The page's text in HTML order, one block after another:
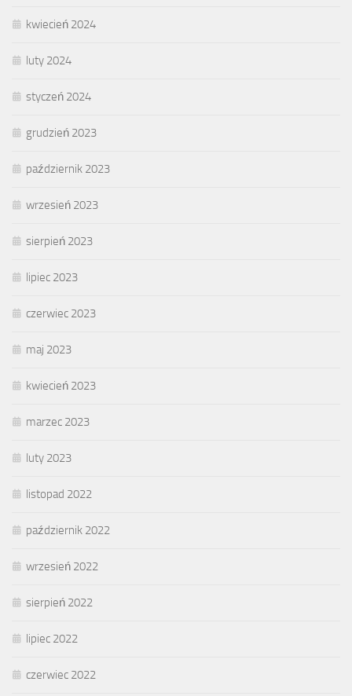
kwiecień 2024
luty 2024
styczeń 2024
grudzień 2023
październik 2023
wrzesień 2023
sierpień 2023
lipiec 2023
czerwiec 2023
maj 2023
kwiecień 2023
marzec 2023
luty 2023
listopad 2022
październik 2022
wrzesień 2022
sierpień 2022
lipiec 2022
czerwiec 2022